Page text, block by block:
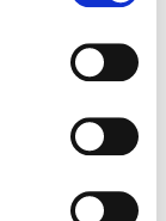
στο πλευρό της